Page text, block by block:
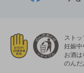
ストッ
妊娠中
お酒は
のんだ